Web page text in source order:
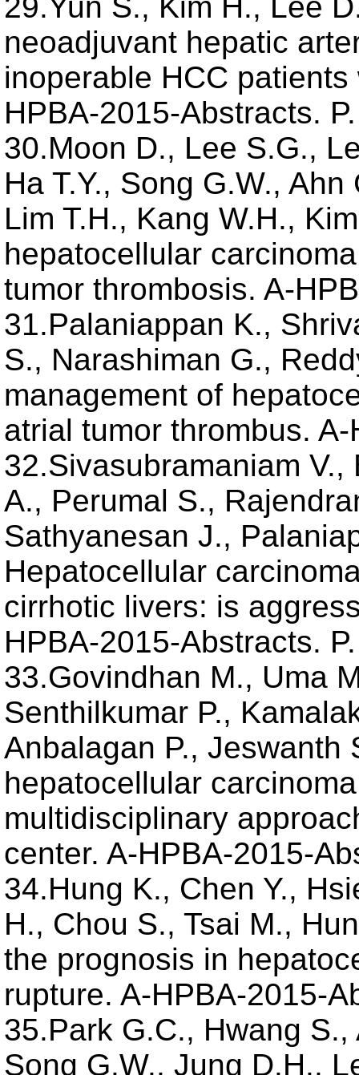
29.Yun S., Kim H., Lee
neoadjuvant hepatic
inoperable HCC
HPBA-2015-Abstracts.
30.Moon D., Lee S.G.,
Ha T.Y., Song G.W.,
Lim T.H., Kang W.H.,
hepatocellular
tumor thrombosis. A-
31.Palaniappan K.,
S., Narashiman G.,
management of
atrial tumor thrombus.
32.Sivasubramaniam
A., Perumal S.,
Sathyanesan J.,
Hepatocellular
cirrhotic livers: is
HPBA-2015-Abstracts.
33.Govindhan M., Uma
Senthilkumar P.,
Anbalagan P., Jeswanth
hepatocellular
multidisciplinary
center. A-HPBA-2015-
34.Hung K., Chen Y.,
H., Chou S., Tsai M.,
the prognosis in
rupture. A-HPBA-2015-
35.Park G.C., Hwang
Song G.W., Jung D.H.,